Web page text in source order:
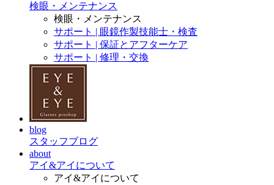
検眼・メンテナンス
検眼・メンテナンス
サポート | 眼鏡作製技能士・検査
サポート | 保証とアフターケア
サポート | 修理・交換
blog
スタッフブログ
about
アイ&アイについて
アイ&アイについて